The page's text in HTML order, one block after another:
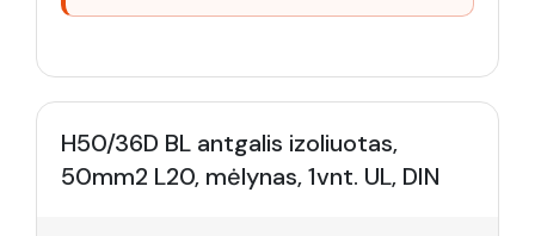
H50/36D BL antgalis izoliuotas,
50mm2 L20, mėlynas, 1vnt. UL, DIN